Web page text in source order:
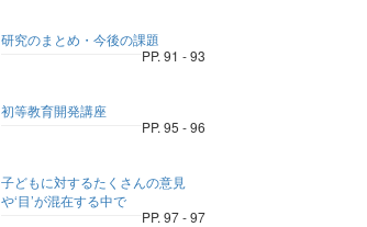
研究のまとめ・今後の課題
PP. 91 - 93
初等教育開発講座
PP. 95 - 96
子どもに対するたくさんの意見
や‘目’が混在する中で
PP. 97 - 97